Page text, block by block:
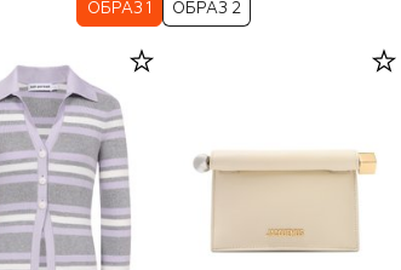
ОБРАЗ 1 ОБРАЗ 2